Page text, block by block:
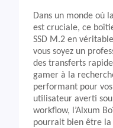
Dans un monde où
est cruciale, ce
SSD M.2 en
vous soyez un
des transferts
gamer à la
performant pour
utilisateur averti
workflow, l’Alxum
pourrait bien être la